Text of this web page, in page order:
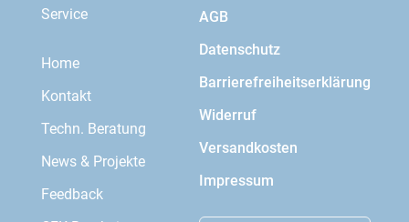
Service
Home
Kontakt
Techn. Beratung
News & Projekte
Feedback
AGB
Datenschutz
Barrierefreiheitserklärung
Widerruf
Versandkosten
Impressum